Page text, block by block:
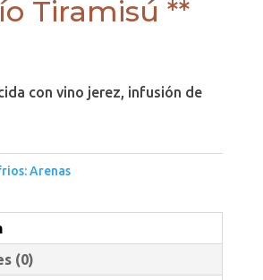
Tiramisú **
con vino jerez, infusión de
Arenas
(0)